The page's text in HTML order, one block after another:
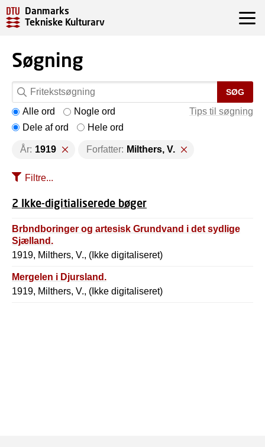
Danmarks
Tekniske Kulturarv
Søgning
SØG
Tips til søgning
Alle ord
Nogle ord
Dele af ord
Hele ord
År: 1919 Forfatter: Milthers, V.
Filtre...
2 Ikke-digitialiserede bøger
Brbndboringer og artesisk Grundvand i det sydlige
Sjælland.
1919, Milthers, V., (Ikke digitaliseret)
Mergelen i Djursland.
1919, Milthers, V., (Ikke digitaliseret)